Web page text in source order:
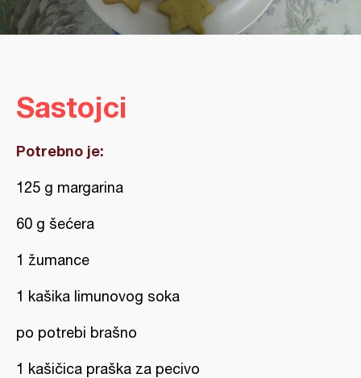
Sastojci
Potrebno je:
125 g margarina
60 g šećera
1 žumance
1 kašika limunovog soka
po potrebi brašno
1 kašičica praška za pecivo